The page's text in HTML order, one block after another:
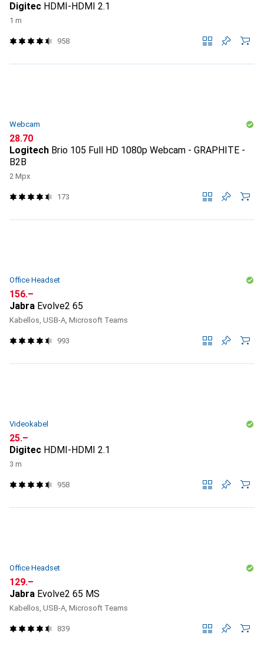
Digitec HDMI-HDMI 2.1
1 m
958
Webcam
CHF
28.70
Logitech Brio 105 Full HD 1080p Webcam - GRAPHITE -
B2B
2 Mpx
173
Office Headset
CHF
156.–
Jabra Evolve2 65
Kabellos, USB-A, Microsoft Teams
993
Videokabel
CHF
25.–
Digitec HDMI-HDMI 2.1
3 m
958
Office Headset
CHF
129.–
Jabra Evolve2 65 MS
Kabellos, USB-A, Microsoft Teams
839